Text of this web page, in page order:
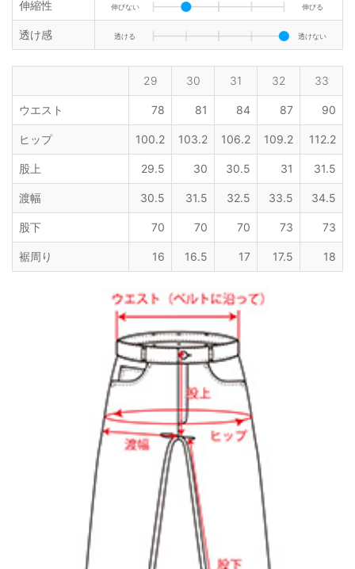
伸縮性 伸びない 伸びる
透け感 透ける 透けない
29 30 31 32 33
ウエスト 78 81 84 87 90
ヒップ 100.2 103.2 106.2 109.2 112.2
股上 29.5 30 30.5 31 31.5
渡幅 30.5 31.5 32.5 33.5 34.5
股下 70 70 70 73 73
裾周り 16 16.5 17 17.5 18